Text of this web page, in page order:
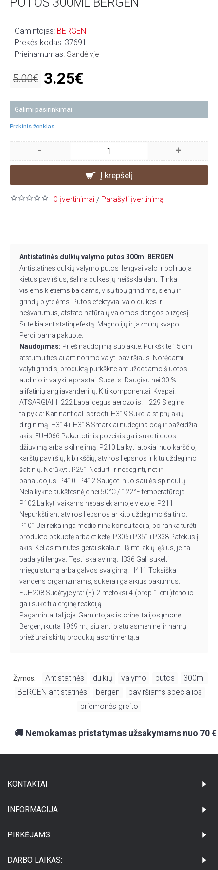
Gamintojas: BERGEN
Prekės kodas: 37691
Prieinamumas: Sandėlyje
5.00€ 3.25€
Galimi pasirinkimai
Prekinis ženklas
- +
Į krepšelį
0 įvertinimai / Parašyti įvertinimą
Antistatinės dulkių valymo putos 300ml BERGEN
Antistatinės dulkių valymo putos lengvai valo ir poliruoja
kietus paviršius, šalina dulkes jų neišsklaidant. Tinka
visiems kietiems baldams, visų tipų grindims, sienų ir
grindų plytelėms. Putos efektyviai valo dulkes ir
nešvarumus, atstato natūralų valomos dangos blizgesį.
Suteikia antistatinį efektą. Magnolijų ir jazminų kvapo.
Perdirbama pakuotė.
Naudojimas: Prieš naudojimą suplakite. Purkškite 15 cm
atstumu tiesiai ant norimo valyti paviršiaus. Norėdami
valyti grindis, produktą purkškite ant uždedamo šluotos
audinio ir valykite įprastai. Sudėtis: Daugiau nei 30 %
alifatinių angliavandenilių. Kiti komponentai: Kvapai.
ATSARGIAI! H222 Labai degus aerozolis. H229 Slėginė
talpykla: Kaitinant gali sprogti. H319 Sukelia stiprų akių
dirginimą. H314+ H318 Smarkiai nudegina odą ir pažeidžia
akis. EUH066 Pakartotinis poveikis gali sukelti odos
džiūvimą arba skilinėjimą. P210 Laikyti atokiai nuo karščio,
karštų paviršių, kibirkščių, atviros liepsnos ir kitų uždegimo
šaltinių. Nerūkyti. P251 Nedurti ir nedeginti, net ir
panaudojus. P410+P412 Saugoti nuo saulės spindulių.
Nelaikykite aukštesnėje nei 50°C / 122°F temperatūroje.
P102 Laikyti vaikams nepasiekiamoje vietoje. P211
Nepurkšti ant atviros liepsnos ar kito uždegimo šaltinio.
P101 Jei reikalinga medicininė konsultacija, po ranka turėti
produkto pakuotę arba etiketę. P305+P351+P338 Patekus į
akis: Kelias minutes gerai skalauti. Išimti akių lęšius, jei tai
padaryti lengva. Tęsti skalavimą.H336 Gali sukelti
mieguistumą arba galvos svaigimą. H411 ​​Toksiška
vandens organizmams, sukelia ilgalaikius pakitimus.
EUH208 Sudėtyje yra: (E)-2-metoksi-4-(prop-1-enil)fenolio
gali sukelti alerginę reakciją.
Pagaminta Italijoje. Gamintojas istorinė Italijos įmonė
Bergen, įkurta 1969 m., siūlanti platų asmeninei ir namų
priežiūrai skirtų produktų asortimentą.a
Žymos: Antistatinės dulkių valymo putos 300ml
BERGEN antistatinės bergen paviršiams specialios
priemonės greito
🚚 Nemokamas pristatymas užsakymams nuo 70 €
KONTAKTAI
INFORMACIJA
PIRKĖJAMS
DARBO LAIKAS: